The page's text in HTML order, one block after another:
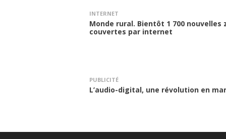
INTERNET
Monde rural. Bientôt 1 700 nouvelles
couvertes par internet
PUBLICITÉ
L’audio-digital, une révolution en